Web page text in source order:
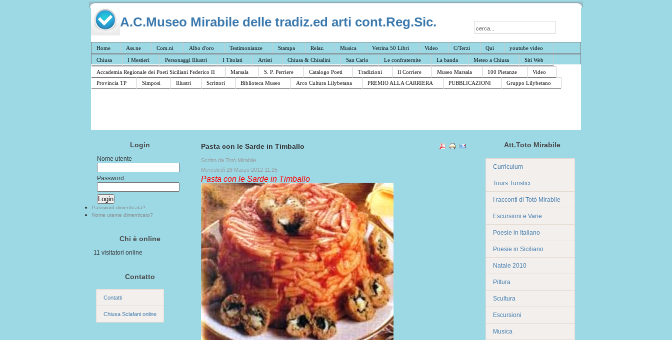
A.C.Museo Mirabile delle tradiz.ed arti cont.Reg.Sic.
Home Ass.ne Com.ni Albo d'oro Testimonianze Stampa Relaz. Musica Vetrina 50 Libri Video C/Terzi Quì
youtube video
Chiusa
I Mestieri Personaggi Illustri I Titolati Artisti Chiusa & Chisalini San Carlo Le confraternite La banda Meteo a Chiusa
Siti Web
Accademia Regionale dei Poeti Siciliani Federico II
Marsala S. P. Perriere Catalogo Poeti Tradizioni Il Corriere Museo Marsala 100 Pietanze
Video
Provincia TP
Simposi Illustri Scrittori Biblioteca Museo Arco Cultura Lilybetana PREMIO ALLA CARRIERA PUBBLICAZIONI Gruppo Lilybetano
Login
Nome utente
Password
Password dimenticata?
Nome utente dimenticato?
Chi è online
11 visitatori online
Contatto
Contatti
Chiusa Sclafani online
Pasta con le Sarde in Timballo
Scritto da Totò Mirabile
Mercoledì 28 Marzo 2012 11:25
Pasta con le Sarde in Timballo
Att.Toto Mirabile
Curriculum
Tours Turistici
I racconti di Totò Mirabile
Escursioni e Varie
Poesie in Italiano
Poesie in Siciliano
Natale 2010
Pittura
Scultura
Escursioni
Musica